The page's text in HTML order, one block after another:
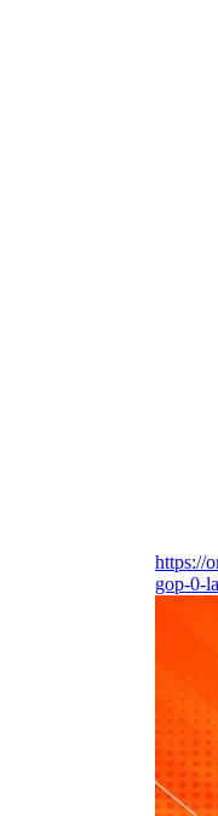
https://
gop-0-